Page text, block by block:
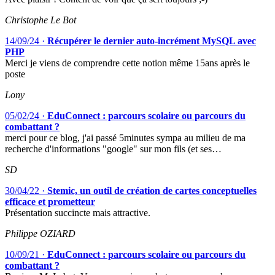
Christophe Le Bot
14/09/24 · Récupérer le dernier auto-incrément MySQL avec
PHP
Merci je viens de comprendre cette notion même 15ans après le
poste
Lony
05/02/24 · EduConnect : parcours scolaire ou parcours du
combattant ?
merci pour ce blog, j'ai passé 5minutes sympa au milieu de ma
recherche d'informations "google" sur mon fils (et ses…
SD
30/04/22 · Stemic, un outil de création de cartes conceptuelles
efficace et prometteur
Présentation succincte mais attractive.
Philippe OZIARD
10/09/21 · EduConnect : parcours scolaire ou parcours du
combattant ?